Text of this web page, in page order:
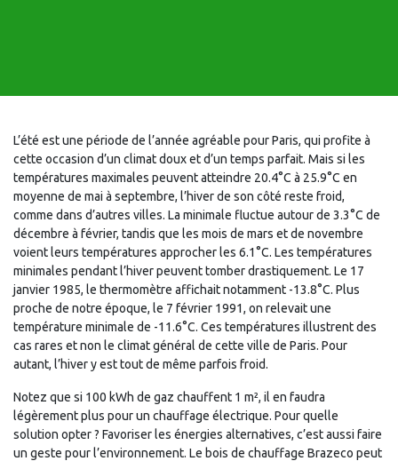
L’été est une période de l’année agréable pour Paris, qui profite à
cette occasion d’un climat doux et d’un temps parfait. Mais si les
températures maximales peuvent atteindre 20.4°C à 25.9°C en
moyenne de mai à septembre, l’hiver de son côté reste froid,
comme dans d’autres villes. La minimale fluctue autour de 3.3°C de
décembre à février, tandis que les mois de mars et de novembre
voient leurs températures approcher les 6.1°C. Les températures
minimales pendant l’hiver peuvent tomber drastiquement. Le 17
janvier 1985, le thermomètre affichait notamment -13.8°C. Plus
proche de notre époque, le 7 février 1991, on relevait une
température minimale de -11.6°C. Ces températures illustrent des
cas rares et non le climat général de cette ville de Paris. Pour
autant, l’hiver y est tout de même parfois froid.
Notez que si 100 kWh de gaz chauffent 1 m², il en faudra
légèrement plus pour un chauffage électrique. Pour quelle
solution opter ? Favoriser les énergies alternatives, c’est aussi faire
un geste pour l’environnement. Le bois de chauffage Brazeco peut